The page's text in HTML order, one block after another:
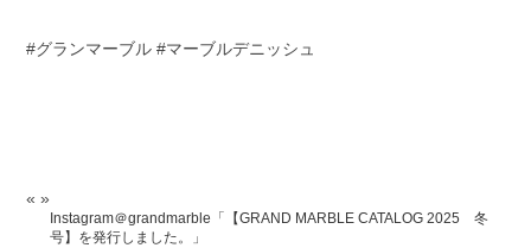
#グランマーブル #マーブルデニッシュ
«
Instagram＠grandmarble「【GRAND MARBLE CATALOG 2025 冬
号】を発行しました。」
»